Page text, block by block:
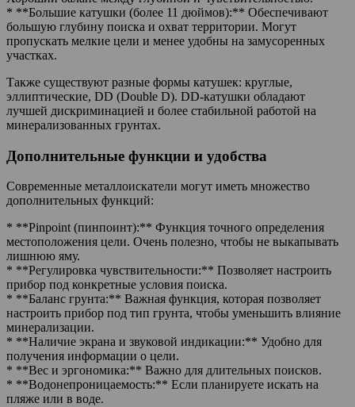
* **Большие катушки (более 11 дюймов):** Обеспечивают
большую глубину поиска и охват территории. Могут
пропускать мелкие цели и менее удобны на замусоренных
участках.
Также существуют разные формы катушек: круглые,
эллиптические, DD (Double D). DD-катушки обладают
лучшей дискриминацией и более стабильной работой на
минерализованных грунтах.
Дополнительные функции и удобства
Современные металлоискатели могут иметь множество
дополнительных функций:
* **Pinpoint (пинпоинт):** Функция точного определения
местоположения цели. Очень полезно, чтобы не выкапывать
лишнюю яму.
* **Регулировка чувствительности:** Позволяет настроить
прибор под конкретные условия поиска.
* **Баланс грунта:** Важная функция, которая позволяет
настроить прибор под тип грунта, чтобы уменьшить влияние
минерализации.
* **Наличие экрана и звуковой индикации:** Удобно для
получения информации о цели.
* **Вес и эргономика:** Важно для длительных поисков.
* **Водонепроницаемость:** Если планируете искать на
пляже или в воде.